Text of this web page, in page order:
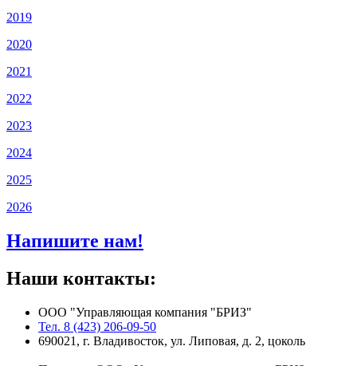
2019
2020
2021
2022
2023
2024
2025
2026
Напишите нам!
Наши контакты:
ООО "Управляющая компания "БРИЗ"
Тел. 8 (423) 206-09-50
690021, г. Владивосток, ул. Липовая, д. 2, цоколь